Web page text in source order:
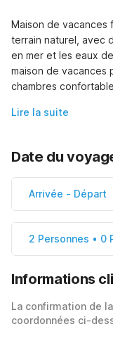
Maison de vacances
terrain naturel, avec
en mer et les eaux
maison de vacances
chambres
Lire la suite
Date du
Arrivée - Départ
2 Personnes • 0
Informations
La confirmation de
coordonnées ci-